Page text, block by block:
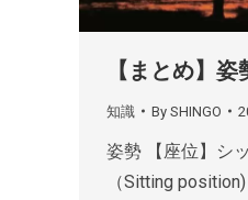
【まとめ】
知識 By SHINGO
姿勢 【座位】シ
（Sitting